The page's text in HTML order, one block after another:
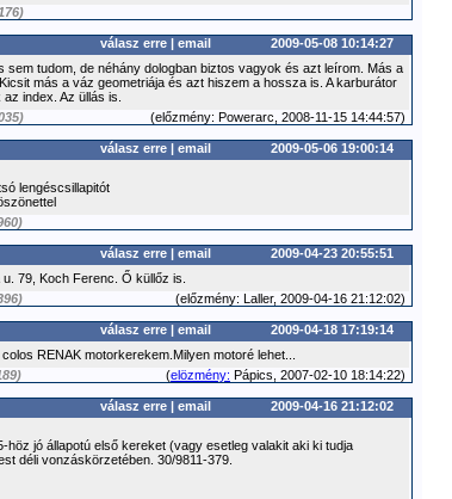
válasz erre | email
2009-05-08 10:14:27
sem tudom, de néhány dologban biztos vagyok és azt leírom. Más a
más a váz geometriája és azt hiszem a hossza is. A karburátor
index. Az üllás is.
(előzmény: Powerarc, 2008-11-15 14:44:57)
válasz erre | email
2009-05-06 19:00:14
lengéscsillapitót
válasz erre | email
2009-04-23 20:55:51
79, Koch Ferenc. Ő küllőz is.
(előzmény: Laller, 2009-04-16 21:12:02)
válasz erre | email
2009-04-18 17:19:14
RENAK motorkerekem.Milyen motoré lehet...
(elözmény: Pápics, 2007-02-10 18:14:22)
válasz erre | email
2009-04-16 21:12:02
höz jó állapotú első kereket (vagy esetleg valakit aki ki tudja
déli vonzáskörzetében. 30/9811-379.